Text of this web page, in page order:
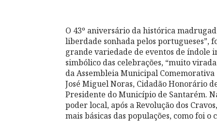
O 43º aniversário da histórica
liberdade sonhada pelos portugueses”,
grande variedade de eventos de índole
simbólico das celebrações, “muito
da Assembleia Municipal
José Miguel Noras, Cidadão Honorário
Presidente do Município de Santarém.
poder local, após a Revolução dos
mais básicas das populações, como foi o